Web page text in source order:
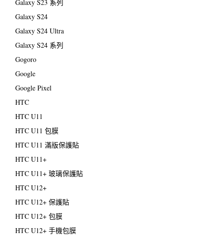
Galaxy S23 系列
Galaxy S24
Galaxy S24 Ultra
Galaxy S24 系列
Gogoro
Google
Google Pixel
HTC
HTC U11
HTC U11 包膜
HTC U11 滿版保護貼
HTC U11+
HTC U11+ 玻璃保護貼
HTC U12+
HTC U12+ 保護貼
HTC U12+ 包膜
HTC U12+ 手機包膜